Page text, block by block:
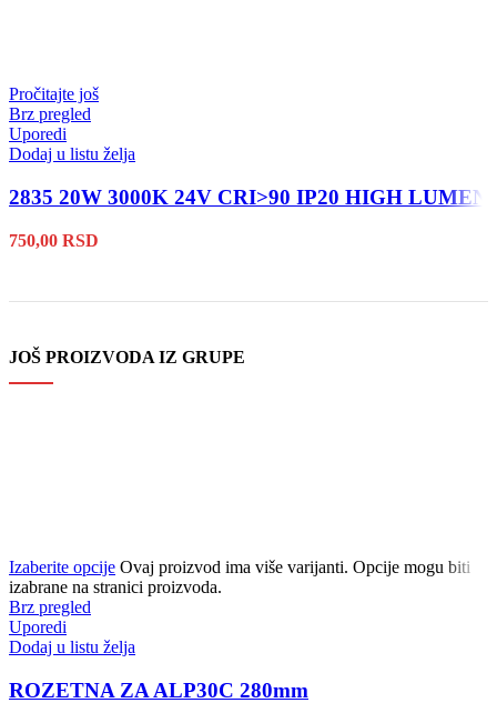
Pročitajte još
Brz pregled
Uporedi
Dodaj u listu želja
2835 20W 3000K 24V CRI>90 IP20 HIGH LUMEN
750,00 RSD
JOŠ PROIZVODA IZ GRUPE
Izaberite opcije Ovaj proizvod ima više varijanti. Opcije mogu biti
izabrane na stranici proizvoda.
Brz pregled
Uporedi
Dodaj u listu želja
ROZETNA ZA ALP30C 280mm